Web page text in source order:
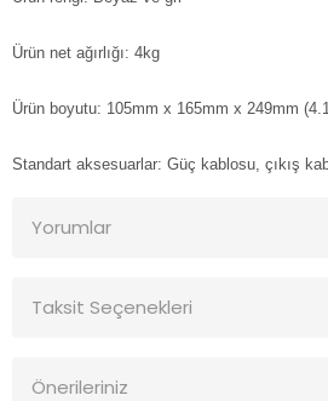
Ürün net ağırlığı: 4kg
Ürün boyutu: 105mm x 165mm x 249mm
Standart aksesuarlar: Güç kablosu, çıkış
Yorumlar
Taksit Seçenekleri
Önerileriniz